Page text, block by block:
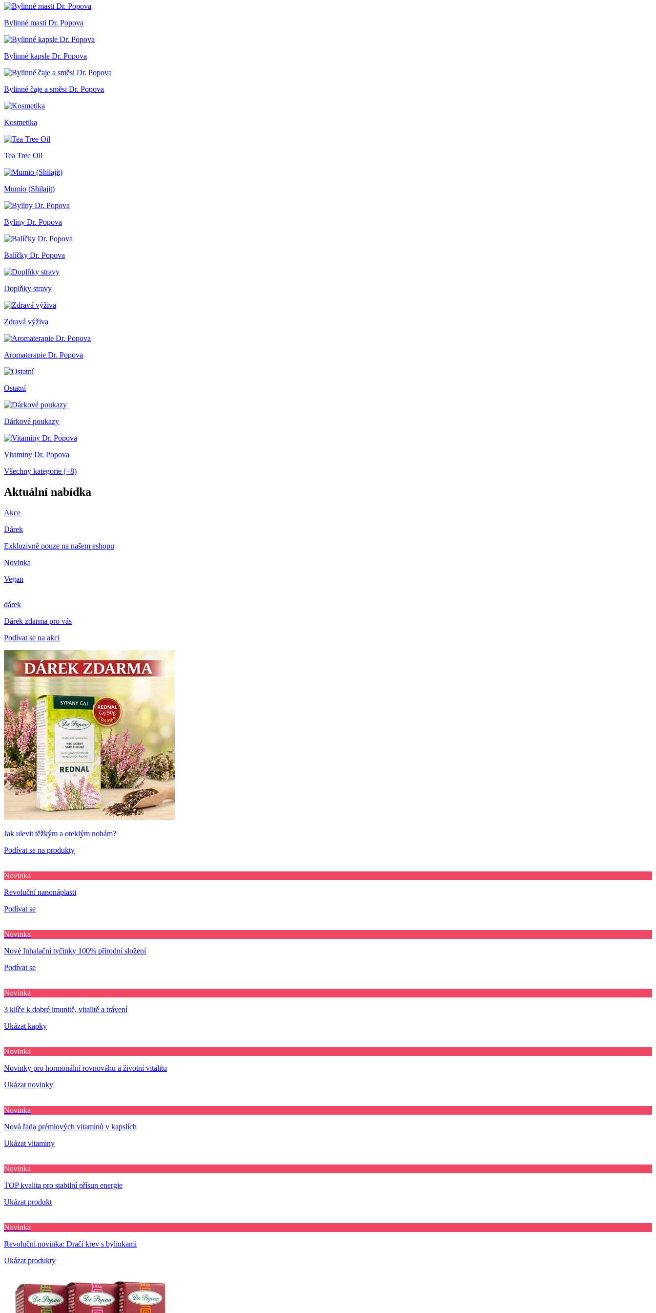
Bylinné masti Dr. Popova
Bylinné kapsle Dr. Popova
Bylinné čaje a směsi Dr. Popova
Kosmetika
Tea Tree Oil
Mumio (Shilajit)
Byliny Dr. Popova
Balíčky Dr. Popova
Doplňky stravy
Zdravá výživa
Aromaterapie Dr. Popova
Ostatní
Dárkové poukazy
Vitaminy Dr. Popova
Všechny kategorie (+8)
Aktuální nabídka
Akce
Dárek
Exkluzivně pouze na našem eshopu
Novinka
Vegan
dárek
Dárek zdarma pro vás
Podívat se na akci
Jak ulevit těžkým a oteklým nohám?
Podívat se na produkty
Novinka
Revoluční nanonáplasti
Podívat se
Novinka
Nové Inhalační tyčinky 100% přírodní složení
Podívat se
Novinka
3 klíče k dobré imunitě, vitalitě a trávení
Ukázat kapky
Novinka
Novinky pro hormonální rovnováhu a životní vitalitu
Ukázat novinky
Novinka
Nová řada prémiových vitaminů v kapslích
Ukázat vitaminy
Novinka
TOP kvalita pro stabilní přísun energie
Ukázat produkt
Novinka
Revoluční novinka: Dračí krev s bylinkami
Ukázat produkty